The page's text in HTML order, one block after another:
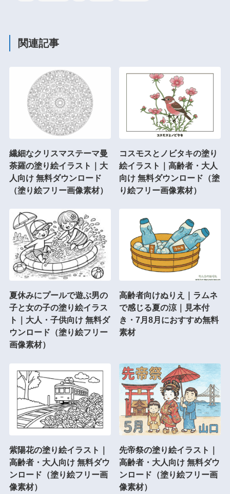
関連記事
繊細なクリスマステーマ曼
荼羅の塗り絵イラスト｜大
人向け 無料ダウンロード
（塗り絵フリー画像素材）
コスモスとノビタキの塗り
絵イラスト｜高齢者・大人
向け 無料ダウンロード（塗
り絵フリー画像素材）
夏休みにプールで遊ぶ男の
子と女の子の塗り絵イラス
ト｜大人・子供向け 無料ダ
ウンロード（塗り絵フリー
画像素材）
高齢者向けぬりえ｜ラムネ
で感じる夏の涼｜見本付
き・7月8月におすすめ無料
素材
紫陽花の塗り絵イラスト｜
高齢者・大人向け 無料ダウ
ンロード（塗り絵フリー画
像素材）
先帝祭の塗り絵イラスト｜
高齢者・大人向け 無料ダウ
ンロード（塗り絵フリー画
像素材）